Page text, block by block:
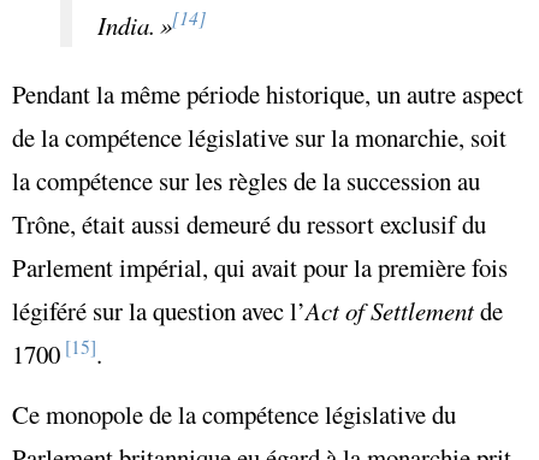
India. »[14]
Pendant la même période historique, un autre aspect
de la compétence législative sur la monarchie, soit
la compétence sur les règles de la succession au
Trône, était aussi demeuré du ressort exclusif du
Parlement impérial, qui avait pour la première fois
légiféré sur la question avec l’Act of Settlementde
1700 [15].
Ce monopole de la compétence législative du